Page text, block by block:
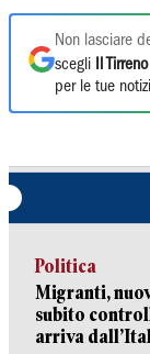
Non lasciare
scegli
Il Tirreno
per le tue
Politica
Migranti,
subito
arriva